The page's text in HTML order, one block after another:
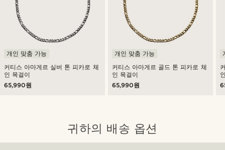
커티스 아마게르 실버 톤 피카로 체
인 목걸이
개인 맞춤 가능
65,990원
커티스 아마게르 골드 톤 피카로 체
인 목걸이
개인 맞춤 가능
65,990원
귀하의 배송 옵션